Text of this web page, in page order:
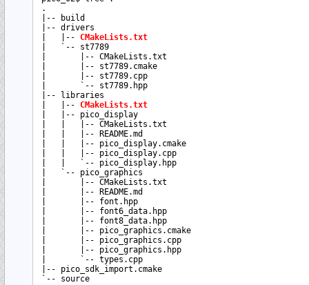
.
|-- build
|-- drivers
|   |-- CMakeLists.txt
|   `-- st7789
|       |-- CMakeLists.txt
|       |-- st7789.cmake
|       |-- st7789.cpp
|       `-- st7789.hpp
|-- libraries
|   |-- CMakeLists.txt
|   |-- pico_display
|   |   |-- CMakeLists.txt
|   |   |-- README.md
|   |   |-- pico_display.cmake
|   |   |-- pico_display.cpp
|   |   `-- pico_display.hpp
|   `-- pico_graphics
|       |-- CMakeLists.txt
|       |-- README.md
|       |-- font.hpp
|       |-- font6_data.hpp
|       |-- font8_data.hpp
|       |-- pico_graphics.cmake
|       |-- pico_graphics.cpp
|       |-- pico_graphics.hpp
|       `-- types.cpp
|-- pico_sdk_import.cmake
`-- source